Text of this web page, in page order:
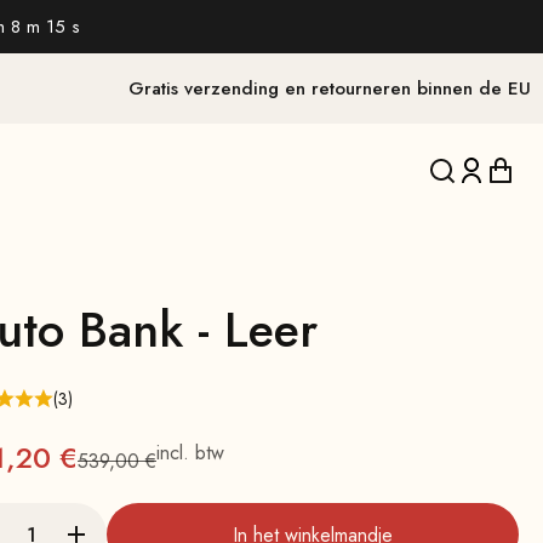
8 m 14 s
Gratis verzending en retourneren binnen de EU
Vertaling
Bank - Leer
(3)
€Normale
539,00 €incl. btw
In het winkelmandje